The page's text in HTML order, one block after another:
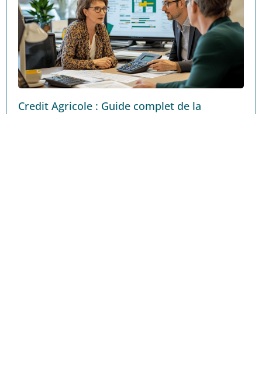
Credit Agricole : Guide complet de la